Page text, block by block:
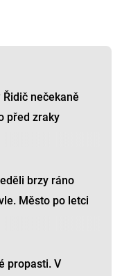
nečekaně
před zraky
brzy ráno
Město po letci
propasti. V